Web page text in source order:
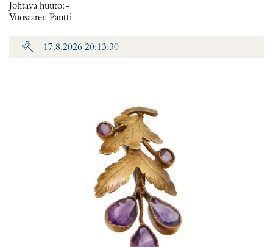
Johtava huuto:-
Vuosaaren Pantti
17.8.2026 20:13:30